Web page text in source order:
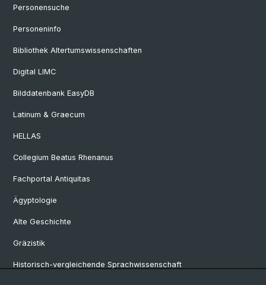
Personensuche
Personeninfo
Bibliothek Altertumswissenschaften
Digital LIMC
Bilddatenbank EasyDB
Latinum & Graecum
HELLAS
Collegium Beatus Rhenanus
Fachportal Antiquitas
Ägyptologie
Alte Geschichte
Gräzistik
Historisch-vergleichende Sprachwissenschaft